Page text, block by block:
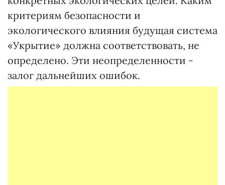
критериям безопасности и
экологического влияния будущая система
«Укрытие» должна соответствовать, не
определено. Эти неопределенности -
залог дальнейших ошибок.